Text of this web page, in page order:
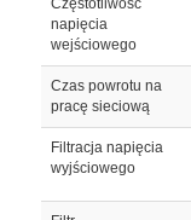
napięcia
wejściowego
Czas powrotu na
pracę sieciową
Filtracja napięcia
wyjściowego